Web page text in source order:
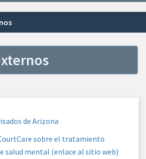
​​de Arizona
sobre el tratamiento
salud mental (enlace al sitio web)